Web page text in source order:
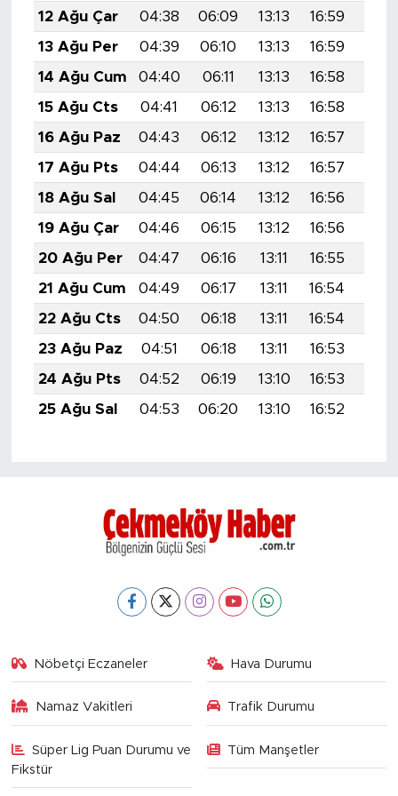
12 Ağu Çar
04:38 06:09 13:13 16:59
13 Ağu Per
04:39 06:10 13:13 16:59
14 Ağu Cum
04:40 06:11 13:13 16:58
15 Ağu Cts
04:41 06:12 13:13 16:58
16 Ağu Paz
04:43 06:12 13:12 16:57
17 Ağu Pts
04:44 06:13 13:12 16:57
18 Ağu Sal
04:45 06:14 13:12 16:56
19 Ağu Çar
04:46 06:15 13:12 16:56
20 Ağu Per
04:47 06:16 13:11 16:55
21 Ağu Cum
04:49 06:17 13:11 16:54
22 Ağu Cts
04:50 06:18 13:11 16:54
23 Ağu Paz
04:51 06:18 13:11 16:53
24 Ağu Pts
04:52 06:19 13:10 16:53
25 Ağu Sal
04:53 06:20 13:10 16:52
Nöbetçi Eczaneler Hava Durumu
Namaz Vakitleri Trafik Durumu
Süper Lig Puan Durumu ve
Fikstür
Tüm Manşetler